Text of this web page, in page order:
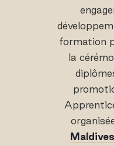
formation
la
Maldives